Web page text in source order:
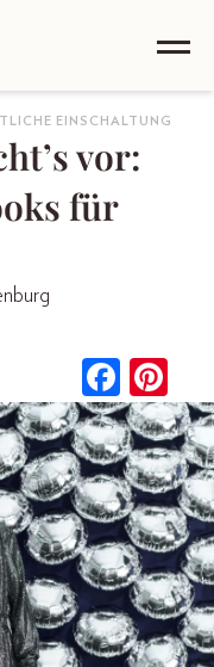
EINSCHALTUNG
vor:
für